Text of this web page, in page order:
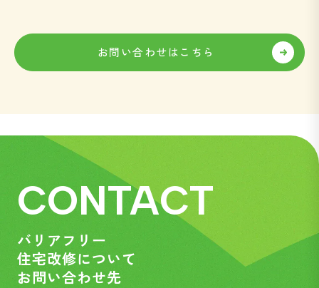
お問い合わせはこちら
CONTACT
バリアフリー
住宅改修について
お問い合わせ先